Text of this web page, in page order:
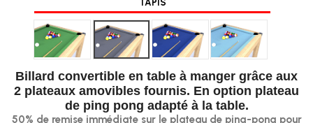
TAPIS
Vert Gris Bleu foncé Bleu ciel
Billard convertible en table à manger grâce aux
2 plateaux amovibles fournis. En option plateau
de ping pong adapté à la table.
50% de remise immédiate sur le plateau de ping-pong pour